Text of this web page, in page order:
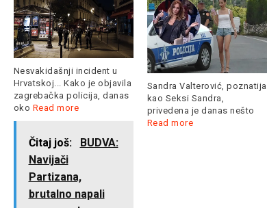
Sandra Valterović, poznatija
kao Seksi Sandra,
privedena je danas nešto
Read more
Nepoznata djevojka je
povređena kada je u
Zemunu, oko 2:30hRead
more